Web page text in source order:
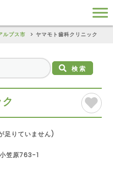
ルプス市 ヤマモト歯科クリニック
検索
足りていません)
笠原763-1